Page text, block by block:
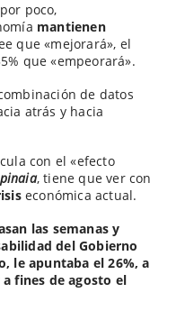
poco,
mantienen
que «mejorará», el
que «empeorará».
de datos
atrás y hacia
con el «efecto
, tiene que ver con
económica actual.
las semanas y
del Gobierno
le apuntaba el 26%, a
fines de agosto el